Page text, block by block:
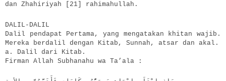
dan Zhahiriyah [21] rahimahullah.
DALIL-DALIL
Dalil pendapat Pertama, yang mengatakan khitan wajib.
Mereka berdalil dengan Kitab, Sunnah, atsar dan akal.
a. Dalil dari Kitab.
Firman Allah Subhanahu wa Ta’ala :